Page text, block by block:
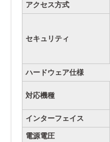
アクセス方式
セキュリティ
ハードウェア仕様
対応機種
インターフェイス
電源電圧